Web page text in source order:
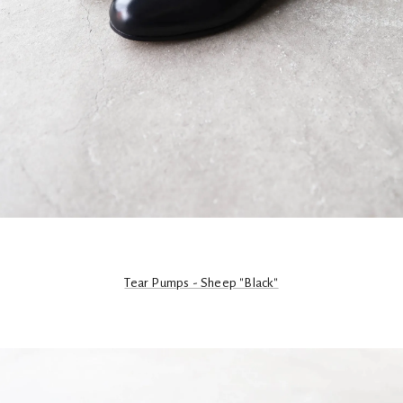
Tear Pumps - Sheep "Black"